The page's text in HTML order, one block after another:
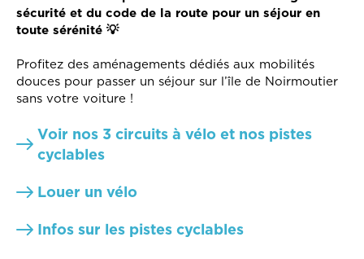
sécurité et du code de la route pour un séjour en
toute sérénité 💡
Profitez des aménagements dédiés aux mobilités
douces pour passer un séjour sur l’île de Noirmoutier
sans votre voiture !
Voir nos 3 circuits à vélo et nos pistes
cyclables
Louer un vélo
Infos sur les pistes cyclables